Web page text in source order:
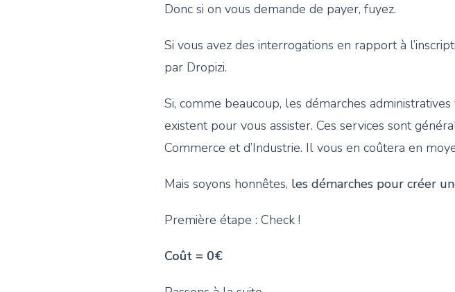
Donc si on vous demande de payer, fuyez.
Si vous avez des interrogations en rapport à
par Dropizi.
Si, comme beaucoup, les démarches
existent pour vous assister. Ces services sont
Commerce et d’Industrie. Il vous en coûtera en
Mais soyons honnêtes, les démarches pour créer
Première étape : Check !
Coût = 0€